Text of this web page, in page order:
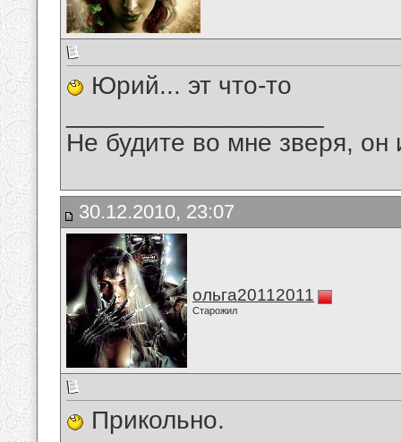
Юрий... эт что-то
Не будите во мне зверя, он
30.12.2010, 23:07
ольга20112011
Старожил
Прикольно.